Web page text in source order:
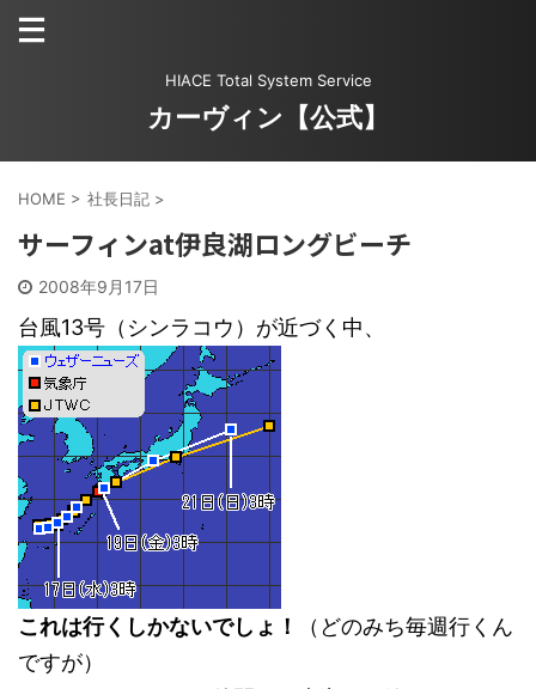
HIACE Total System Service
カーヴィン【公式】
HOME > 社長日記 >
サーフィンat伊良湖ロングビーチ
2008年9月17日
台風13号（シンラコウ）が近づく中、
これは行くしかないでしょ！
（どのみち毎週行くん
ですが）